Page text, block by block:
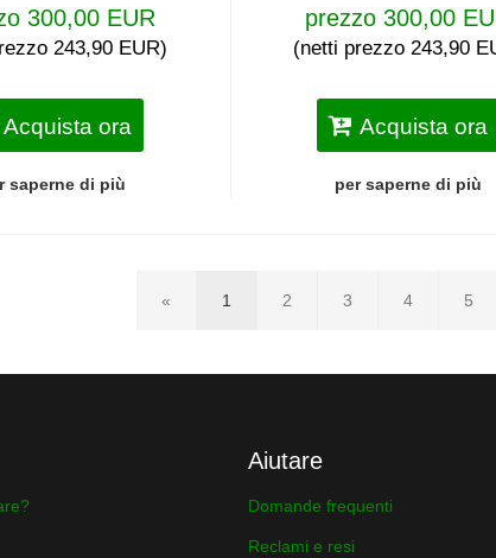
300,00 EUR
243,90 EUR)
Acquista ora
saperne di più
prezzo 300,00
(netti prezzo 243,90
Acquista ora
per saperne di più
« 1 2 3 4 5
Aiutare
Domande frequenti
Reclami e resi